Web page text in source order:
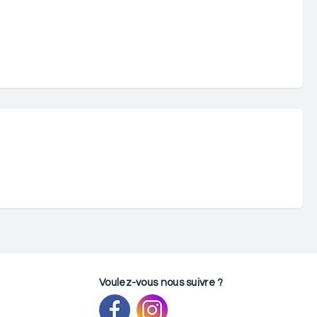
Voulez-vous nous suivre ?